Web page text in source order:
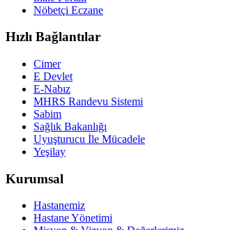
Nöbetçi Eczane
Hızlı Bağlantılar
Cimer
E Devlet
E-Nabız
MHRS Randevu Sistemi
Sabim
Sağlık Bakanlığı
Uyuşturucu İle Mücadele
Yeşilay
Kurumsal
Hastanemiz
Hastane Yönetimi